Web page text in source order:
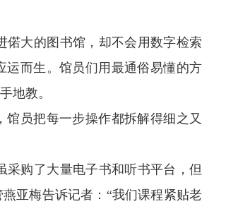
偌大的图书馆，却不会用数字检索
运而生。馆员们用最通俗易懂的方
地教。
馆员把每一步操作都拆解得细之又
购了大量电子书和听书平台，但
亚梅告诉记者：“我们课程紧贴老